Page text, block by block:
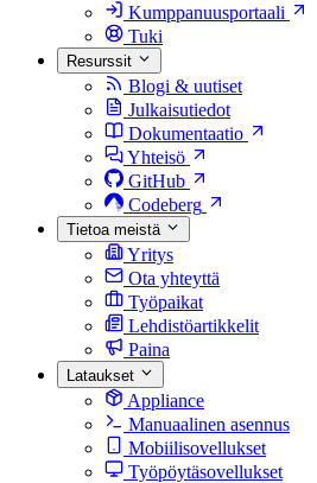
Kumppanuusportaali
Tuki
Resurssit
Blogi & uutiset
Julkaisutiedot
Dokumentaatio
Yhteisö
GitHub
Codeberg
Tietoa meistä
Yritys
Ota yhteyttä
Työpaikat
Lehdistöartikkelit
Paina
Lataukset
Appliance
Manuaalinen asennus
Mobiilisovellukset
Työpöytäsovellukset